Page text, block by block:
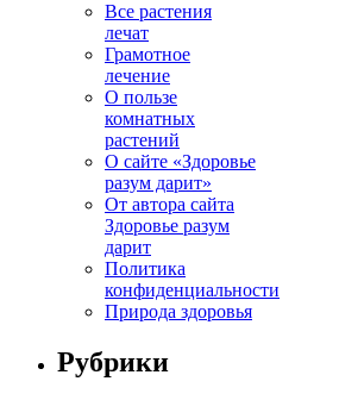
Все растения
лечат
Грамотное
лечение
О пользе
комнатных
растений
О сайте «Здоровье
разум дарит»
От автора сайта
Здоровье разум
дарит
Политика
конфиденциальности
Природа здоровья
Рубрики